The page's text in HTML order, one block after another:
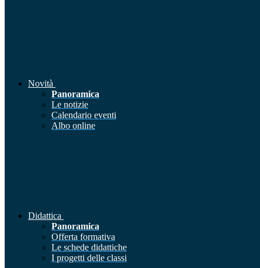
Novità
Panoramica
Le notizie
Calendario eventi
Albo online
Didattica
Panoramica
Offerta formativa
Le schede didattiche
I progetti delle classi